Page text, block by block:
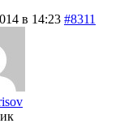
в 14:23 #8311